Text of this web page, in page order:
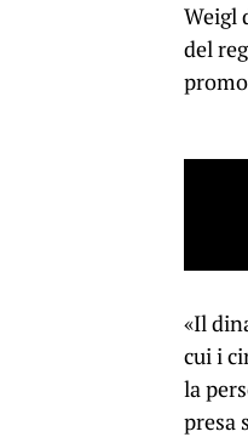
Weigl
del
«Il
cui i
la
presa